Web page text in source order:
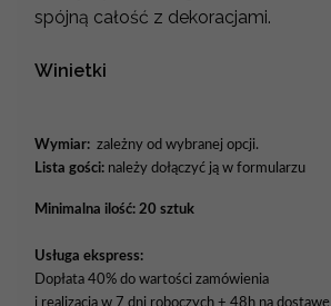
spójną całość z dekoracjami.
Winietki
Wymiar: zależny od wybranej opcji.
Lista gości: należy dołączyć ją w formularzu
Minimalna ilość: 20 sztuk
Usługa ekspress:
Dopłata 40% do wartości zamówienia
i realizacja w 7 dni roboczych + 48h na dostawę